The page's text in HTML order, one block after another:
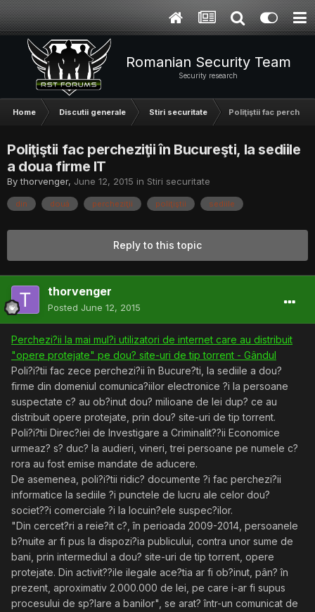
Romanian Security Team
Security research
Home Discutii generale Stiri securitate Poliţiştii fac
Poliţiştii fac percheziţii în Bucureşti, la sediile
a doua firme IT
Bythorvenger, June 12, 2015 in Stiri securitate
din douá percheziţii poliţiştii sediile
Reply to this topic
thorvenger
Posted June 12, 2015
Perchezi?ii la mai mul?i utilizatori de internet care au distribuit
"opere protejate" pe dou? site-uri de tip torrent - Gândul
Poli?i?tii fac zece perchezi?ii în Bucure?ti, la sediile a dou?
firme din domeniul comunica?iilor electronice ?i la persoane
suspectate c? au ob?inut dou? milioane de lei dup? ce au
distribuit opere protejate, prin dou? site-uri de tip torrent.
Poli?i?tii Direc?iei de Investigare a Criminalit??ii Economice
urmeaz? s? duc? la audieri, vineri, trei persoane pe numele c?
rora au fost emise mandate de aducere.
De asemenea, poli?i?tii ridic? documente ?i fac perchezi?ii
informatice la sediile ?i punctele de lucru ale celor dou?
societ??i comerciale ?i la locuin?ele suspec?ilor.
"Din cercet?ri a reie?it c?, în perioada 2009-2014, persoanele
b?nuite ar fi pus la dispozi?ia publicului, contra unor sume de
bani, prin intermediul a dou? site-uri de tip torrent, opere
protejate. Din activit??ile ilegale ace?tia ar fi ob?inut, pân? în
prezent, aproximativ 2.000.000 de lei, pe care i-ar fi supus
procesului de sp?lare a banilor", se arat? într-un comunicat de